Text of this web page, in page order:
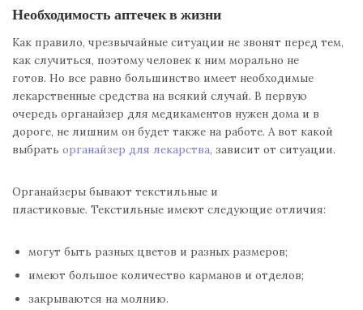
Необходимость аптечек в жизни
Как правило, чрезвычайные ситуации не звонят перед тем,
как случиться, поэтому человек к ним морально не
готов. Но все равно большинство имеет необходимые
лекарственные средства на всякий случай. В первую
очередь органайзер для медикаментов нужен дома и в
дороге, не лишним он будет также на работе. А вот какой
выбрать органайзер для лекарства, зависит от ситуации.
Органайзеры бывают текстильные и
пластиковые. Текстильные имеют следующие отличия:
могут быть разных цветов и разных размеров;
имеют большое количество карманов и отделов;
закрываются на молнию.